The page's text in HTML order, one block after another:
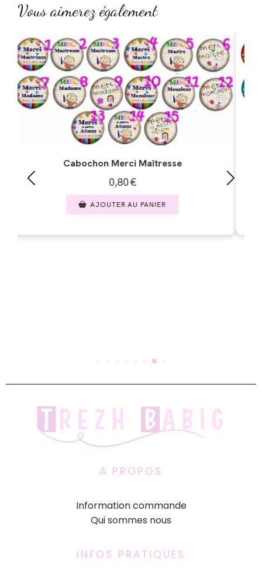
Vous aimerez également
Cabochon étoile REF2
0,80
AJOUTER AU PANIER
A PROPOS
Information commande
Qui sommes nous
INFOS PRATIQUES